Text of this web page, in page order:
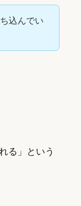
込んでい
る」という